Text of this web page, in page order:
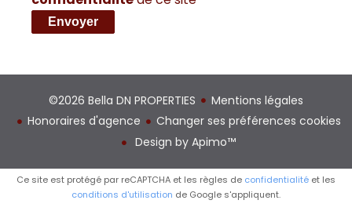
Envoyer
©2026 Bella DN PROPERTIES
Mentions légales
Honoraires d'agence
Changer ses préférences cookies
Design by Apimo™
Ce site est protégé par reCAPTCHA et les règles de confidentialité et les
conditions d'utilisation de Google s'appliquent.